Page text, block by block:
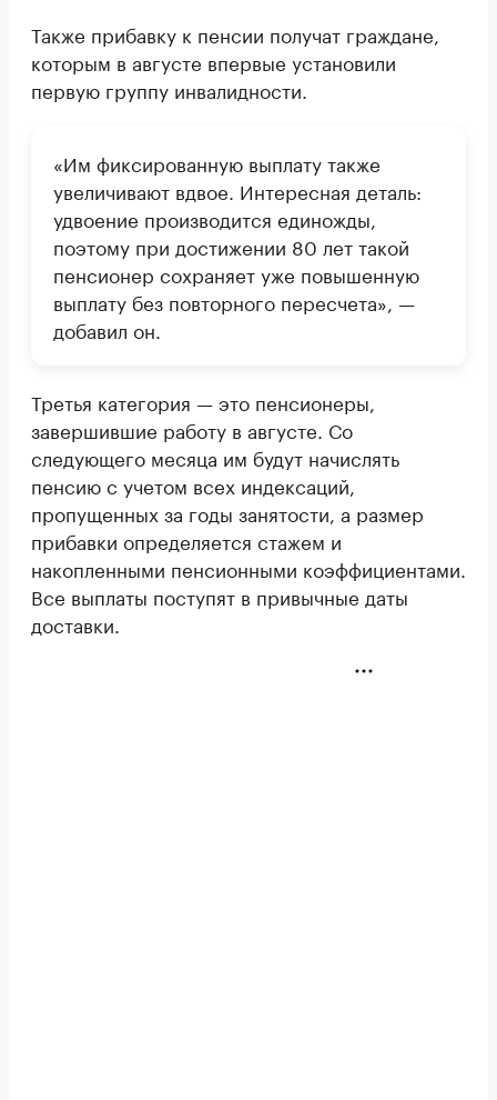
Также прибавку к пенсии получат граждане,
которым в августе впервые установили
первую группу инвалидности.
«Им фиксированную выплату также
увеличивают вдвое. Интересная деталь:
удвоение производится единожды,
поэтому при достижении 80 лет такой
пенсионер сохраняет уже повышенную
выплату без повторного пересчета», —
добавил он.
Третья категория — это пенсионеры,
завершившие работу в августе. Со
следующего месяца им будут начислять
пенсию с учетом всех индексаций,
пропущенных за годы занятости, а размер
прибавки определяется стажем и
накопленными пенсионными коэффициентами.
Все выплаты поступят в привычные даты
доставки.